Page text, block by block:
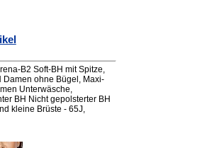
B2 Soft-BH mit Spitze,
Damen ohne Bügel, Maxi-
Unterwäsche,
BH Nicht gepolsterter BH
kleine Brüste - 65J,